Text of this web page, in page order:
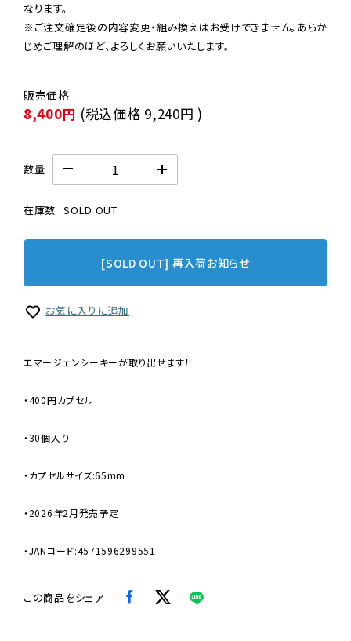
なります。
※ご注文確定後の内容変更・組み換えはお受けできません。あらか
じめご理解のほど、よろしくお願いいたします。
8,400円 (税込価格 9,240円 )
数量
在庫数 SOLD OUT
[SOLD OUT] 再入荷お知らせ
お気に入りに追加
エマージェンシーキーが取り出せます！
・400円カプセル
・30個入り
・カプセルサイズ:65mm
・2026年2月発売予定
・JANコード:4571596299551
この商品をシェア